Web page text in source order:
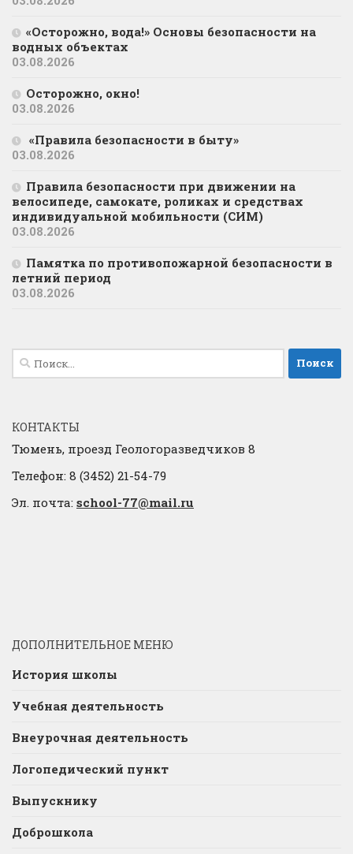
«Осторожно, вода!» Основы безопасности на
водных объектах
03.08.2026
Осторожно, окно!
03.08.2026
«Правила безопасности в быту»
03.08.2026
Правила безопасности при движении на
велосипеде, самокате, роликах и средствах
индивидуальной мобильности (СИМ)
03.08.2026
Памятка по противопожарной безопасности в
летний период
03.08.2026
Найти:
КОНТАКТЫ
Тюмень, проезд Геологоразведчиков 8
Телефон: 8 (3452) 21-54-79
Эл. почта: school-77@mail.ru
ДОПОЛНИТЕЛЬНОЕ МЕНЮ
История школы
Учебная деятельность
Внеурочная деятельность
Логопедический пункт
Выпускнику
Доброшкола